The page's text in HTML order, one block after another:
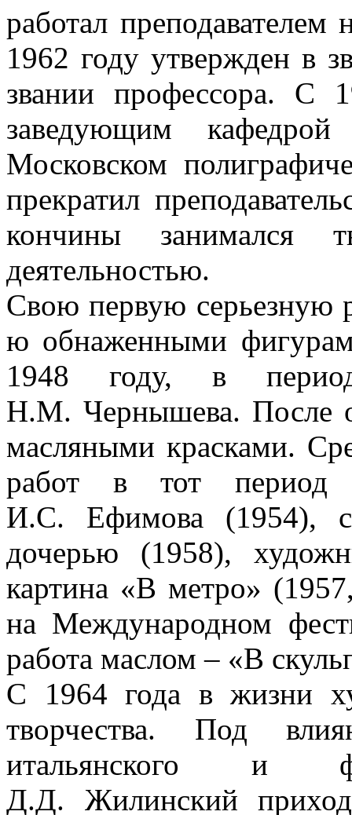
работал
1962 году утвержден в
звании профессора. С
заведующим
Московском
прекратил
кончины занимался
деятельностью.
Свою первую серьезную
ю обнаженными
1948 году, в
Н.М. Чернышева. После
масляными красками.
работ в тот период
И.С. Ефимова (1954),
дочерью (1958),
картина «В метро»
на Международном
работа маслом – «В
С 1964 года в жизни
творчества. Под
итальянского и
Д.Д. Жилинский